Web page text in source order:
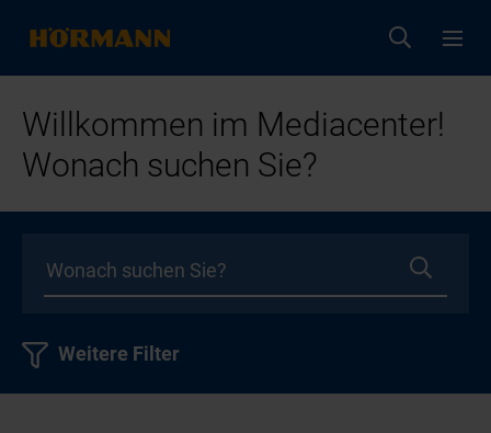
Willkommen im Mediacenter!
Wonach suchen Sie?
Weitere Filter